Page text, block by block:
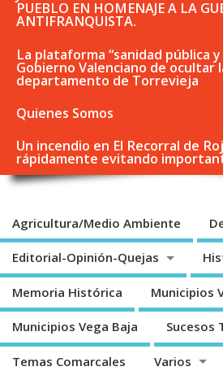
PUEBLO EN HOMENAJE A LA
ANTIFRANQUISTA.
La plataforma “sanidad pública y
Gobierno Valenciano de ocultar
departamento de Torrevieja
Quienes Somos
Un incendio en El Recorral de
rápidamente evitando
Agricultura/Medio Ambiente
Editorial-Opinión-Quejas
Memoria Histórica Municipios
Municipios Vega Baja Sucesos
Temas Comarcales Varios